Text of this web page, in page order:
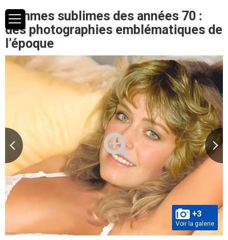
Femmes sublimes des années 70 :
des photographies emblématiques de
l’époque
+3
Voir la galerie